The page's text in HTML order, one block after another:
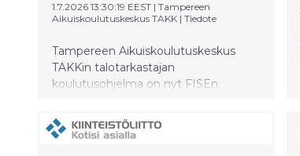
1.7.2026 13:30:19 EEST | Tampereen
Aikuiskoulutuskeskus TAKK | Tiedote
Tampereen Aikuiskoulutuskeskus
TAKKin talotarkastajan
koulutusohjelma on nyt FISEn
kuntotarkastajan (AKK) -
pätevyyskoulutus. Kuntotarkastajille